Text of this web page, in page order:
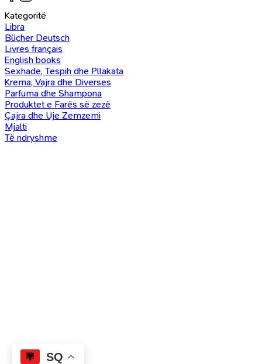
SQ
Kategoritë
Libra
Bücher Deutsch
Livres français
English books
Sexhade, Tespih dhe Pllakata
Krema, Vajra dhe Diverses
Parfuma dhe Shampona
Produktet e Farës së zezë
Çajra dhe Uje Zemzemi
Mjalti
Të ndryshme